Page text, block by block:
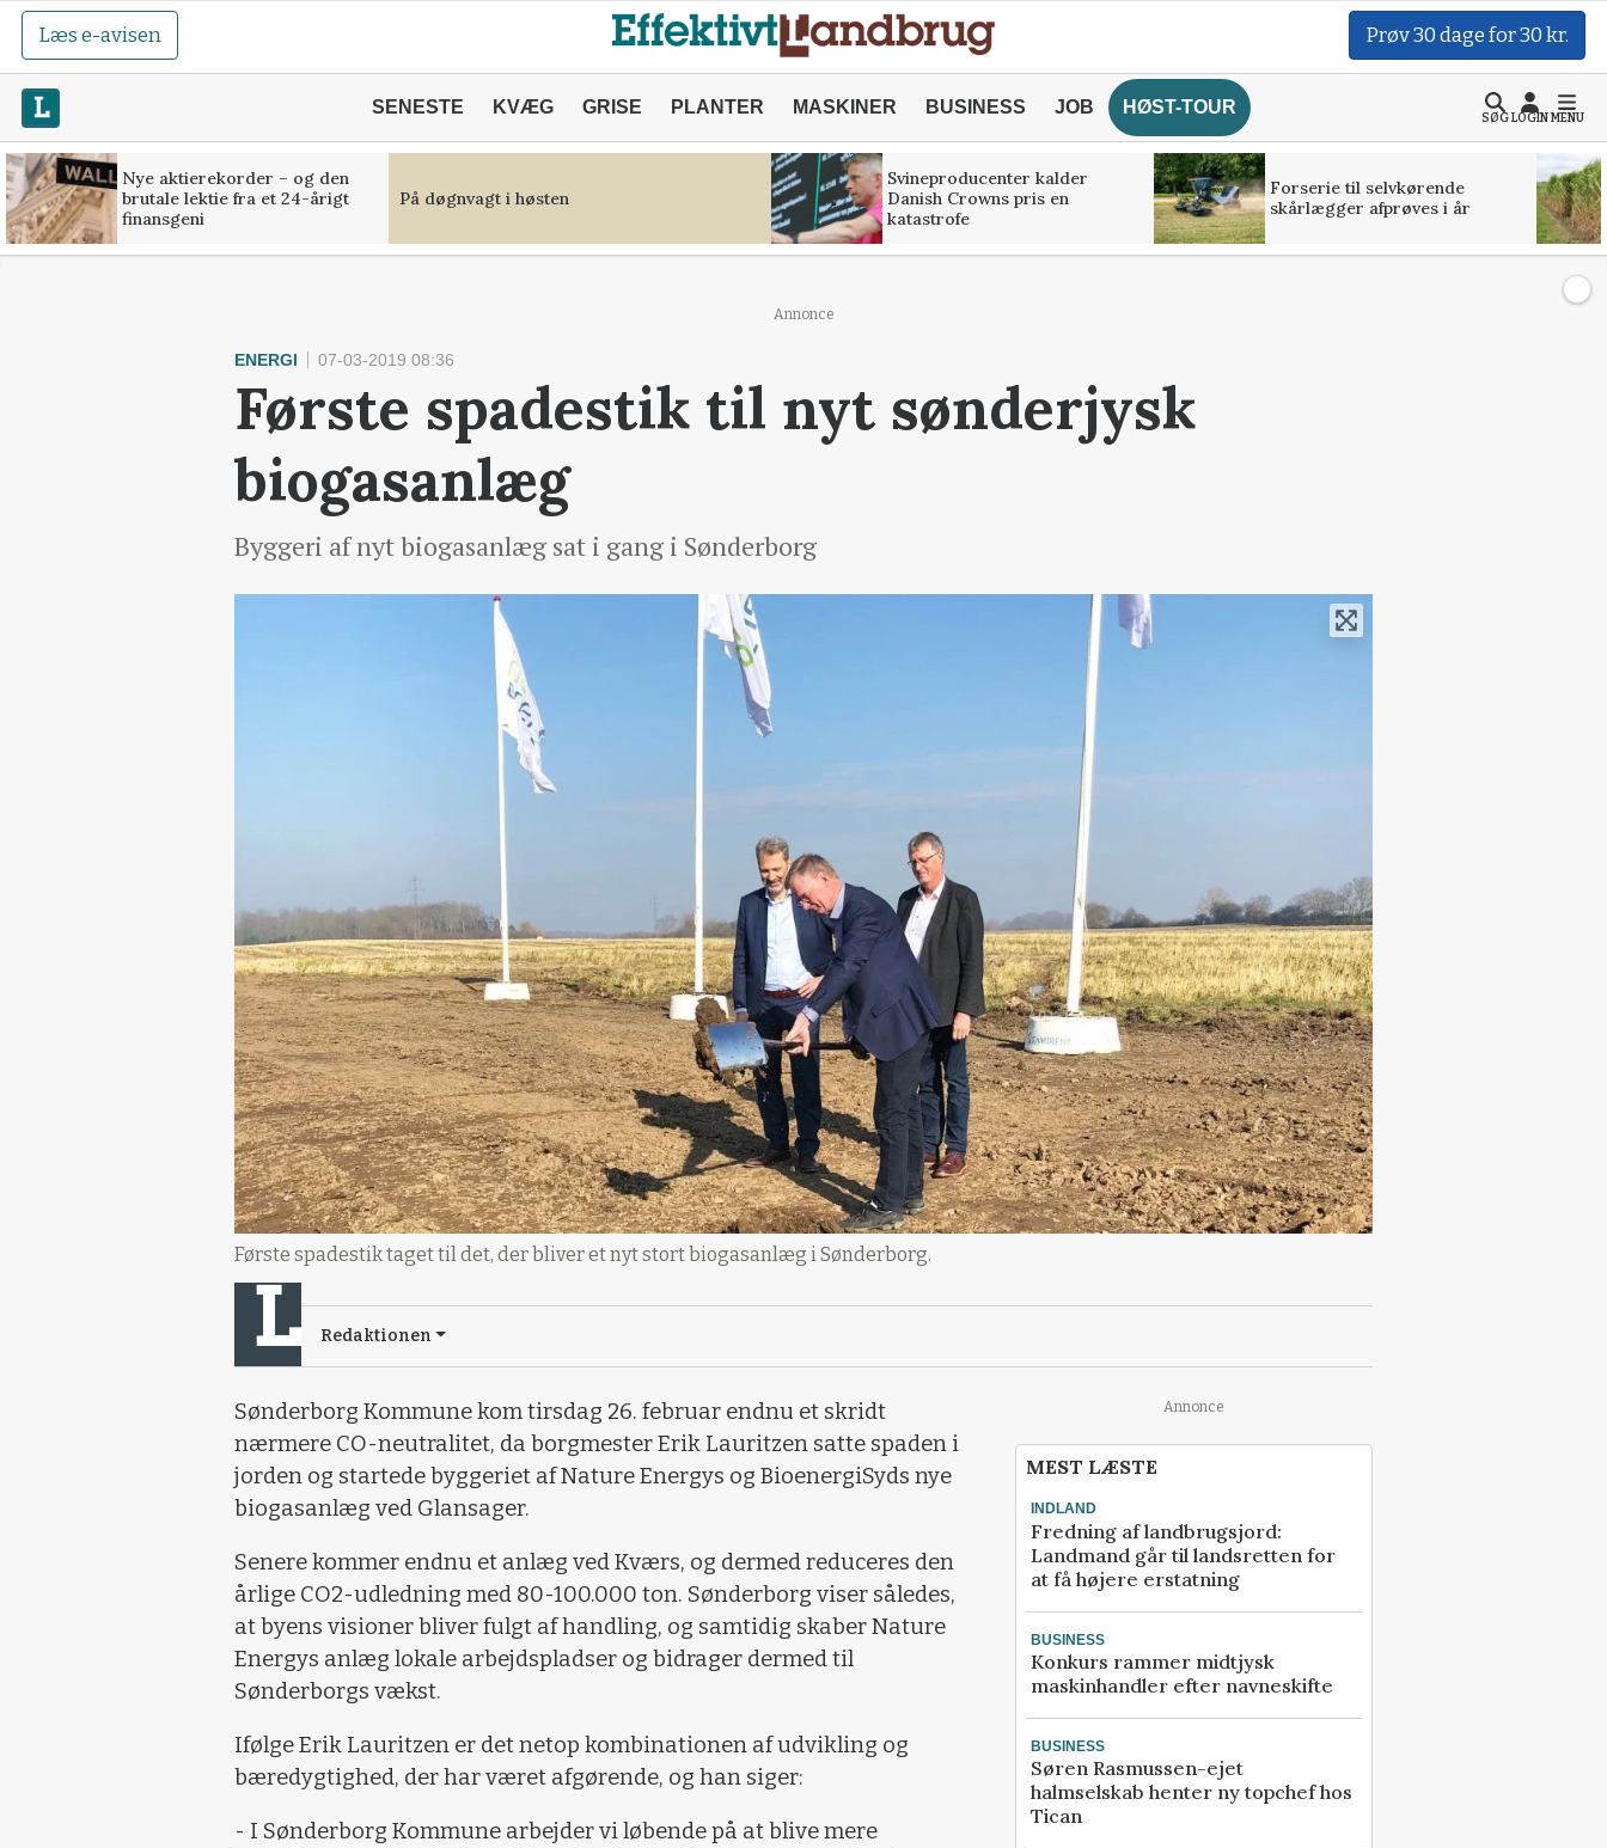
Læs e-avisen Prøv 30 dage for 30 kr.
SENESTE KVÆG GRISE PLANTER MASKINER BUSINESS JOB HØST-TOUR
SØGLOGINMENU
Nye aktierekorder – og den
brutale lektie fra et 24-årigt
finansgeni
På døgnvagt i høsten
Svineproducenter kalder
Danish Crowns pris en
katastrofe
Forserie til selvkørende
skårlægger afprøves i år
Annonce
ENERGI 07-03-2019 08:36
Første spadestik til nyt sønderjysk
biogasanlæg
Byggeri af nyt biogasanlæg sat i gang i Sønderborg
Første spadestik taget til det, der bliver et nyt stort biogasanlæg i Sønderborg.
Redaktionen
Sønderborg Kommune kom tirsdag 26. februar endnu et skridt
nærmere CO-neutralitet, da borgmester Erik Lauritzen satte spaden i
jorden og startede byggeriet af Nature Energys og BioenergiSyds nye
biogasanlæg ved Glansager.
Senere kommer endnu et anlæg ved Kværs, og dermed reduceres den
årlige CO2-udledning med 80-100.000 ton. Sønderborg viser således,
at byens visioner bliver fulgt af handling, og samtidig skaber Nature
Energys anlæg lokale arbejdspladser og bidrager dermed til
Sønderborgs vækst.
Ifølge Erik Lauritzen er det netop kombinationen af udvikling og
bæredygtighed, der har været afgørende, og han siger:
- I Sønderborg Kommune arbejder vi løbende på at blive mere
Annonce
MEST LÆSTE
INDLAND
Fredning af landbrugsjord:
Landmand går til landsretten for
at få højere erstatning
BUSINESS
Konkurs rammer midtjysk
maskinhandler efter navneskifte
BUSINESS
Søren Rasmussen-ejet
halmselskab henter ny topchef hos
Tican